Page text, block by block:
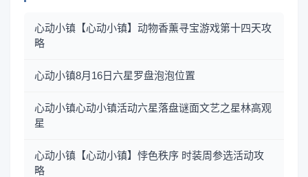
心动小镇【心动小镇】动物香薰寻宝游戏第十四天攻
略
心动小镇8月16日六星罗盘泡泡位置
心动小镇心动小镇活动六星落盘谜面文艺之星林高观
星
心动小镇【心动小镇】悖色秩序 时装周参选活动攻
略